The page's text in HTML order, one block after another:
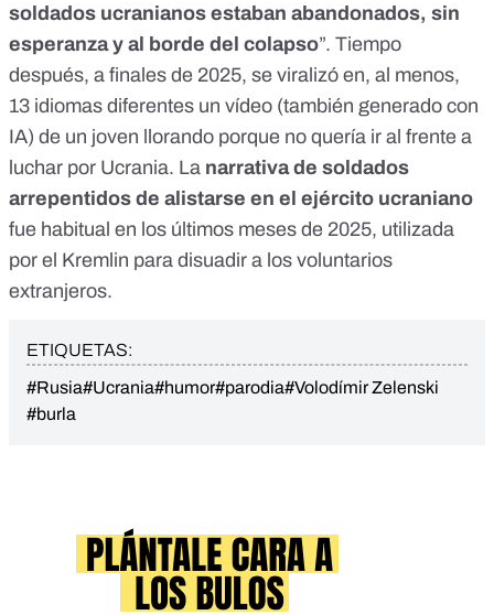
soldados ucranianos estaban abandonados, sin
esperanza y al borde del colapso”. Tiempo
después, a finales de 2025, se viralizó en, al menos,
13 idiomas diferentes un vídeo (también generado con
IA) de un joven llorando porque no quería ir al frente a
luchar por Ucrania. La narrativa de soldados
arrepentidos de alistarse en el ejército ucraniano
fue habitual en los últimos meses de 2025, utilizada
por el Kremlin para disuadir a los voluntarios
extranjeros.
ETIQUETAS:
#Rusia#Ucrania#humor#parodia#Volodímir Zelenski
#burla